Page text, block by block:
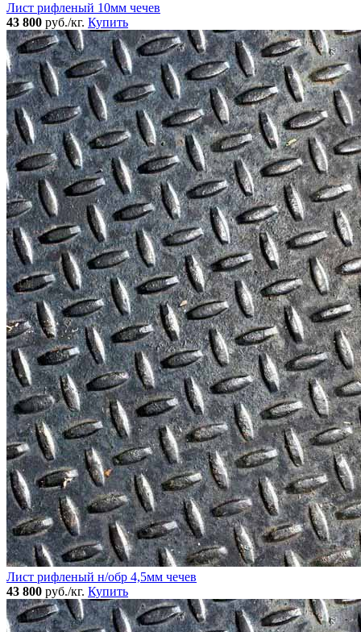
Лист рифленый 10мм чечев
43 800 руб./кг. Купить
Лист рифленый н/обр 4,5мм чечев
43 800 руб./кг. Купить